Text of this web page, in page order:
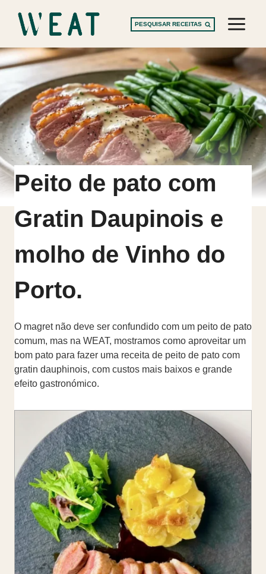
content
PESQUISAR RECEITAS
Peito de pato com
Gratin Daupinois e
molho de Vinho do
Porto.
O magret não deve ser confundido com um peito de pato
comum, mas na WEAT, mostramos como aproveitar um
bom pato para fazer uma receita de peito de pato com
gratin dauphinois, com custos mais baixos e grande
efeito gastronómico.